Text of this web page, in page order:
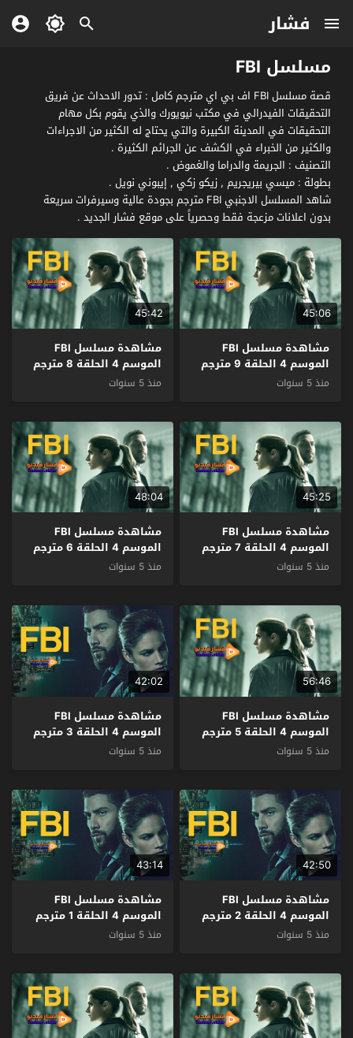
فشار
مسلسل FBI
قصة مسلسل FBI اف بي اي مترجم كامل : تدور الاحداث عن فريق
التحقيقات الفيدرالي في مكتب نيويورك والذي يقوم بكل مهام
التحقيقات في المدينة الكبيرة والتي يحتاج له الكثير من الاجراءات
والكثير من الخبراء في الكشف عن الجرائم الكثيرة .
التصنيف : الجريمة والدراما والغموض .
بطولة : ميسي بيريجريم , زيكو زكي , إيبوني نويل .
شاهد المسلسل الاجنبي FBI مترجم بجودة عالية وسيرفرات سريعة
بدون اعلانات مزعجة فقط وحصرياً على موقع فشار الجديد .
45:06
مشاهدة مسلسل FBI
الموسم 4 الحلقة 9 مترجم
منذ 5 سنوات
45:42
مشاهدة مسلسل FBI
الموسم 4 الحلقة 8 مترجم
منذ 5 سنوات
45:25
مشاهدة مسلسل FBI
الموسم 4 الحلقة 7 مترجم
منذ 5 سنوات
48:04
مشاهدة مسلسل FBI
الموسم 4 الحلقة 6 مترجم
منذ 5 سنوات
56:46
مشاهدة مسلسل FBI
الموسم 4 الحلقة 5 مترجم
منذ 5 سنوات
42:02
مشاهدة مسلسل FBI
الموسم 4 الحلقة 3 مترجم
منذ 5 سنوات
42:50
مشاهدة مسلسل FBI
الموسم 4 الحلقة 2 مترجم
منذ 5 سنوات
43:14
مشاهدة مسلسل FBI
الموسم 4 الحلقة 1 مترجم
منذ 5 سنوات